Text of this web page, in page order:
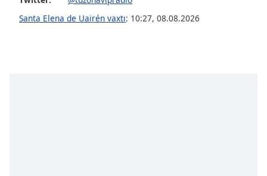
FamilySanta Elena de Uairén vaxtı: 10:27, 08.08.2026